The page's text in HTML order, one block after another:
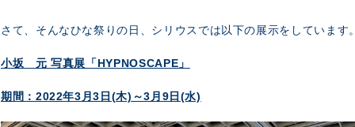
さて、そんなひな祭りの日、シリウスでは以下の展示をしています。
小坂 元 写真展「HYPNOSCAPE」
期間：2022年3月3日(木)～3月9日(水)